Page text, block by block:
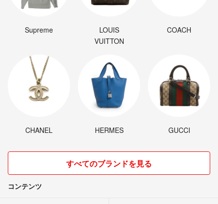
Supreme
LOUIS
VUITTON
COACH
CHANEL HERMES GUCCI
すべてのブランドを見る
コンテンツ